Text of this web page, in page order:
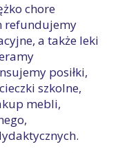
chore
refundujemy
a także leki
posiłki,
szkolne,
mebli,